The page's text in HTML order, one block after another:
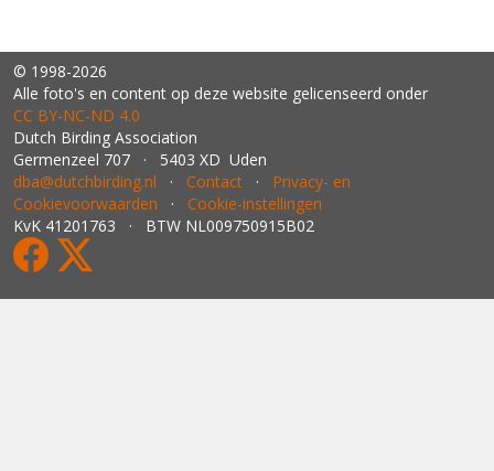
© 1998-2026
Alle foto's en content op deze website gelicenseerd onder
CC BY‑NC‑ND 4.0
Dutch Birding Association
Germenzeel 707 · 5403 XD Uden
dba@dutchbirding.nl · Contact · Privacy- en
Cookievoorwaarden · Cookie-instellingen
KvK 41201763 · BTW NL009750915B02